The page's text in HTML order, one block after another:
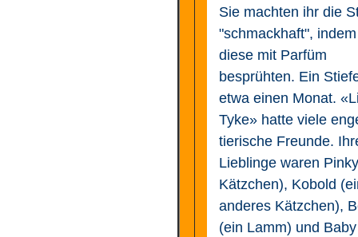
Sie machten ihr die
"schmackhaft",
diese mit Parfüm
besprühten. Ein
etwa einen Monat.
Tyke» hatte viele
tierische Freunde.
Lieblinge waren
Kätzchen), Kobold
anderes Kätzchen),
(ein Lamm) und